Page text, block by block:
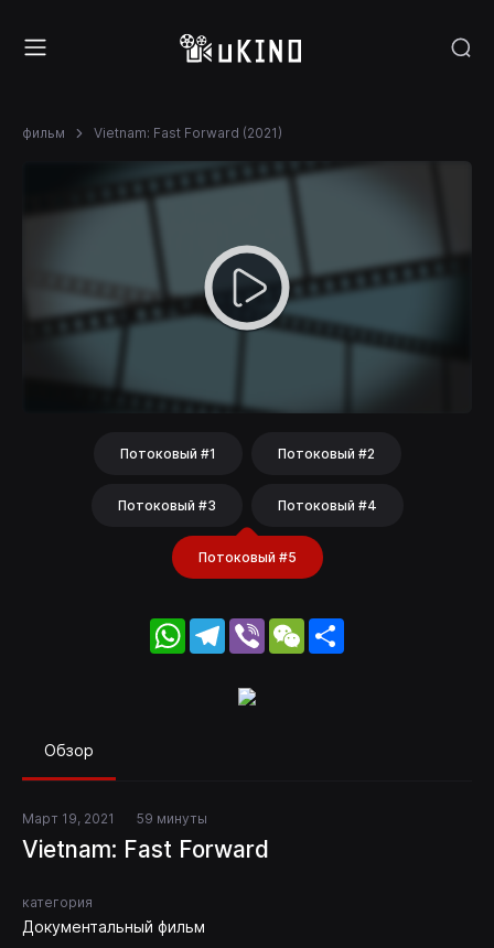
фильм Vietnam: Fast Forward (2021)
Потоковый #1 Потоковый #2
Потоковый #3 Потоковый #4
Потоковый #5
WhatsApp
Telegram
Viber WeChat
Обзор
Март 19, 2021 59 минуты
Vietnam: Fast Forward
категория
Документальный фильм